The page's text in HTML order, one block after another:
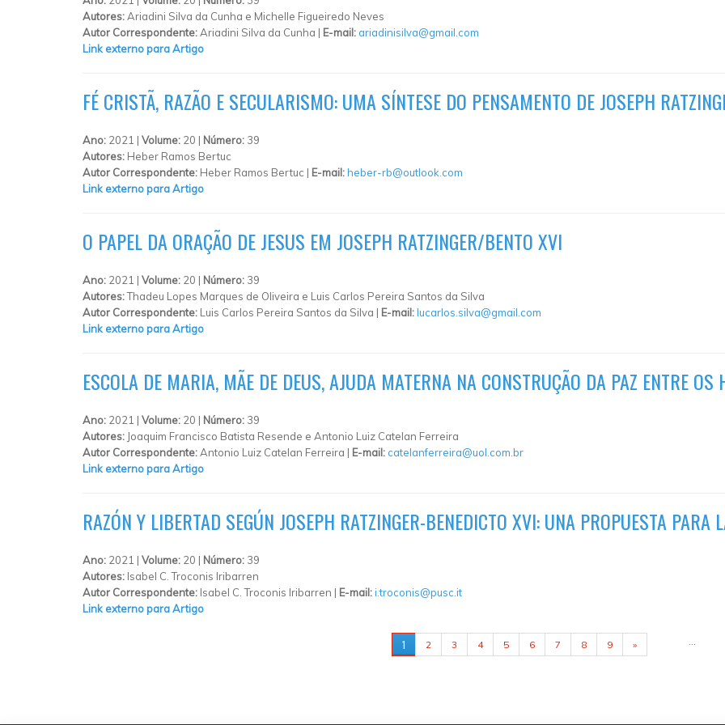
Autores:Ariadini Silva da Cunha e Michelle Figueiredo Neves
Autor Correspondente:Ariadini Silva da Cunha | E-mail: ariadinisilva@gmail.com
Link externo para Artigo
FÉ CRISTÃ, RAZÃO E SECULARISMO: UMA SÍNTESE DO PENSAMENTO DE JOSEPH
Ano: 2021 | Volume: 20 | Número: 39
Autores: Heber Ramos Bertuc
Autor Correspondente: Heber Ramos Bertuc | E-mail:heber-rb@outlook.com
Link externo para Artigo
O PAPEL DA ORAÇÃO DE JESUS EM JOSEPH RATZINGER/BENTO XVI
Ano: 2021 | Volume: 20 | Número: 39
Autores:Thadeu Lopes Marques de Oliveira e Luis Carlos Pereira Santos da Silva
Autor Correspondente: Luis Carlos Pereira Santos da Silva | E-mail:lucarlos.silva@gmail.com
Link externo para Artigo
ESCOLA DE MARIA, MÃE DE DEUS, AJUDA MATERNA NA CONSTRUÇÃO DA PAZ ENTRE OS
Ano: 2021 | Volume: 20 | Número: 39
Autores: Joaquim Francisco Batista Resende e Antonio Luiz Catelan Ferreira
Autor Correspondente:Antonio Luiz Catelan Ferreira | E-mail: catelanferreira@uol.com.br
Link externo para Artigo
RAZÓN Y LIBERTAD SEGÚN JOSEPH RATZINGER-BENEDICTO XVI: UNA PROPUESTA PARA
Ano: 2021 | Volume: 20 | Número: 39
Autores: Isabel C. Troconis Iribarren
Autor Correspondente: Isabel C. Troconis Iribarren | E-mail:i.troconis@pusc.it
Link externo para Artigo
1 2 3 4 5 6 7 8 9 »